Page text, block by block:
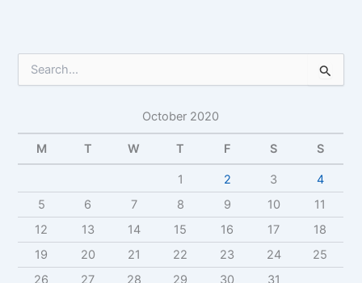
e
c
f
:
October 2020
M T W T F S S
1 2 3
4
5
6 7 8 9 10
11
12
13 14 15 16 17
18
19
20 21 22 23 24
25
26
27 28 29 30 31